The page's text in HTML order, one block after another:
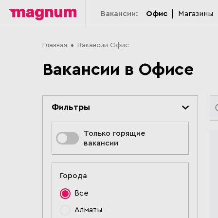
Вакансии: Офис Магазины
Главная Вакансии Офис
Вакансии в Офисе
Фильтры
Только горящие
вакансии
Города
Все
Алматы